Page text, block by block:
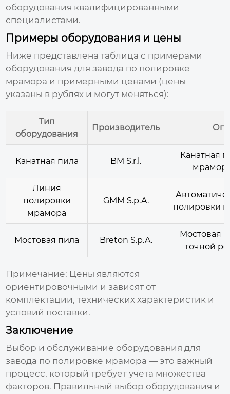
оборудования квалифицированными
специалистами.
Примеры оборудования и цены
Ниже представлена таблица с примерами
оборудования длязавода по полировке
мрамора и примерными ценами (цены
указаны в рублях и могут меняться):
Тип
оборудования
Производитель
Канатная пила BM S.r.l.
Канатная
Линия
полировки
мрамора
GMM S.p.A.
полировки
Мостовая пила Breton S.p.A.
Мостовая
точной
Примечание: Цены являются
ориентировочными и зависят от
комплектации, технических характеристик и
условий поставки.
Заключение
Выбор и обслуживание оборудования для
завода по полировке мрамора — это важный
процесс, который требует учета множества
факторов. Правильный выбор оборудования и